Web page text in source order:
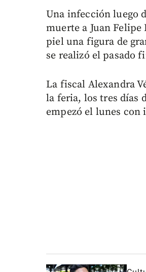
Una infección luego
muerte a Juan Felipe
piel una figura de
se realizó el pasado
La fiscal Alexandra
la feria, los tres días
empezó el lunes con